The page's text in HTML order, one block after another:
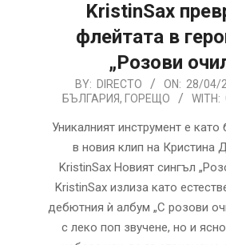
KristinSax
флейтата в
„Розови
2026-
04-
28
BY: DIRECTO ON: 28/04/
БЪЛГАРИЯ, ГОРЕЩО WITH:
Уникалният инструмент е
в новия клип на Кристина
KristinSax Новият сингъл
KristinSax излиза като
дебютния ѝ албум „С розови
с леко поп звучене, но и